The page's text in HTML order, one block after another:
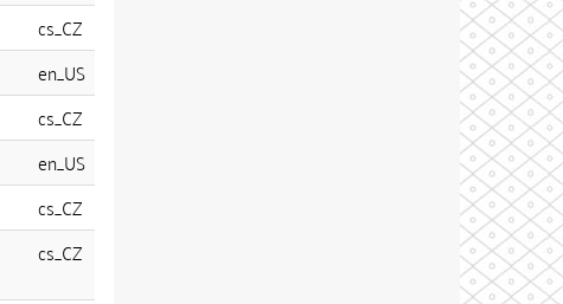
cs_CZ
en_US
cs_CZ
en_US
cs_CZ
cs_CZ